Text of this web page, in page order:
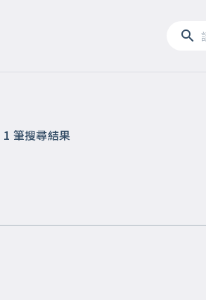
1 筆搜尋結果